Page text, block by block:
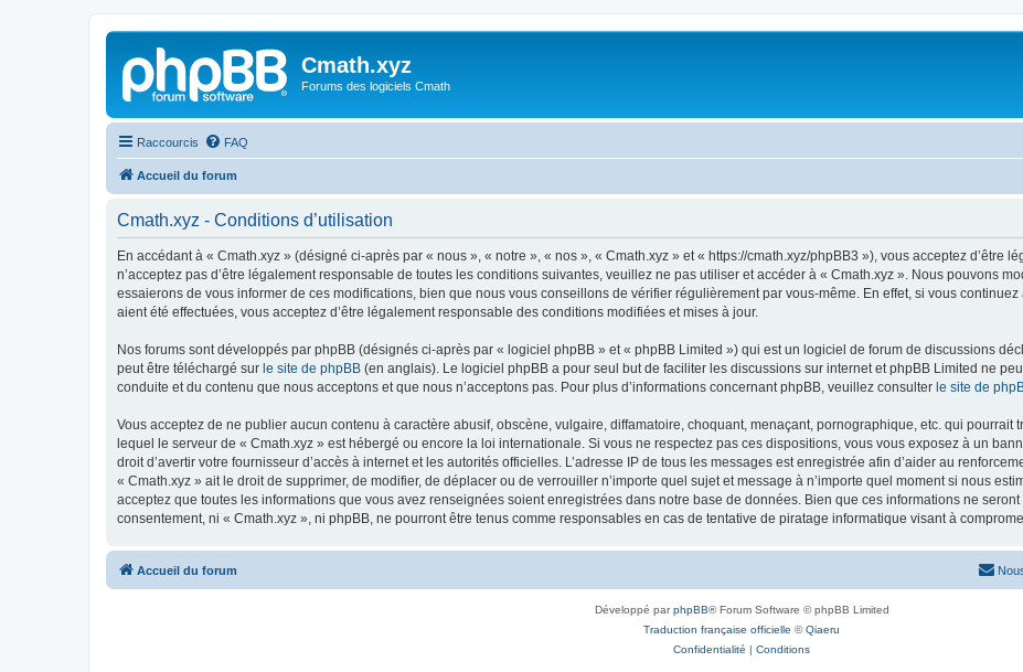
Cmath.xyz
Forums des logiciels Cmath
Raccourcis FAQ
Accueil du forum
Cmath.xyz - Conditions d’utilisation
En accédant à « Cmath.xyz » (désigné ci-après par « nous », « notre », « nos », « Cmath.xyz » et « https://cmath.xyz/phpBB3 »), vous acceptez d’être
n’acceptez pas d’être légalement responsable de toutes les conditions suivantes, veuillez ne pas utiliser et accéder à « Cmath.xyz ». Nous pouvons
essaierons de vous informer de ces modifications, bien que nous vous conseillons de vérifier régulièrement par vous-même. En effet, si vous
aient été effectuées, vous acceptez d’être légalement responsable des conditions modifiées et mises à jour.
Nos forums sont développés par phpBB (désignés ci-après par « logiciel phpBB » et « phpBB Limited ») qui est un logiciel de forum de discussions
peut être téléchargé sur le site de phpBB (en anglais). Le logiciel phpBB a pour seul but de faciliter les discussions sur internet et phpBB Limited ne
conduite et du contenu que nous acceptons et que nous n’acceptons pas. Pour plus d’informations concernant phpBB, veuillez consulter le site de
Vous acceptez de ne publier aucun contenu à caractère abusif, obscène, vulgaire, diffamatoire, choquant, menaçant, pornographique, etc. qui
lequel le serveur de « Cmath.xyz » est hébergé ou encore la loi internationale. Si vous ne respectez pas ces dispositions, vous vous exposez à un
droit d’avertir votre fournisseur d’accès à internet et les autorités officielles. L’adresse IP de tous les messages est enregistrée afin d’aider au
« Cmath.xyz » ait le droit de supprimer, de modifier, de déplacer ou de verrouiller n’importe quel sujet et message à n’importe quel moment si nous
acceptez que toutes les informations que vous avez renseignées soient enregistrées dans notre base de données. Bien que ces informations ne
consentement, ni « Cmath.xyz », ni phpBB, ne pourront être tenus comme responsables en cas de tentative de piratage informatique visant à
Accueil du forum
Développé parphpBB® Forum Software © phpBB Limited
Traduction française officielle ©Qiaeru
Confidentialité | Conditions